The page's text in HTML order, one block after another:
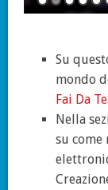
Su
mondo
Fai Da Te.
Nella
su